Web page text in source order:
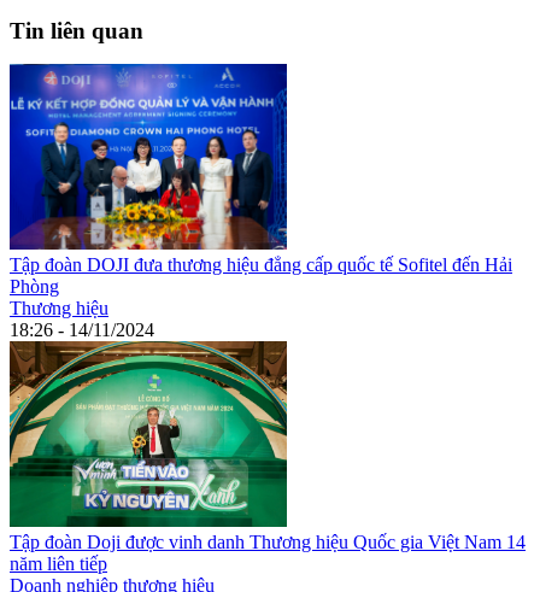
Tin liên quan
Tập đoàn DOJI đưa thương hiệu đẳng cấp quốc tế Sofitel đến Hải
Phòng
Thương hiệu
18:26 - 14/11/2024
Tập đoàn Doji được vinh danh Thương hiệu Quốc gia Việt Nam 14
năm liên tiếp
Doanh nghiệp thương hiệu